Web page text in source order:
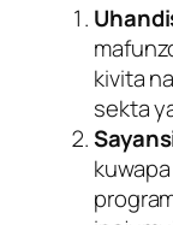
kivita
sekta